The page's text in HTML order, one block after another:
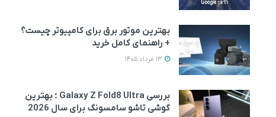
بهترین موتور برق برای کامپیوتر چیست؟
+ راهنمای کامل خرید
بررسی Galaxy Z Fold8 Ultra ؛ بهترین
گوشی تاشو سامسونگ برای سال 2026